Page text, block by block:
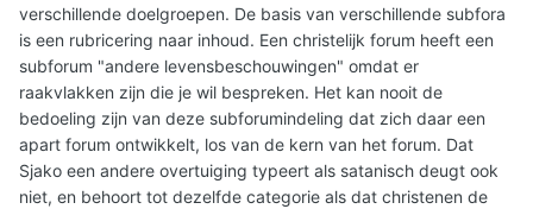
verschillende doelgroepen. De basis van verschillende subfora
is een rubricering naar inhoud. Een christelijk forum heeft een
subforum "andere levensbeschouwingen" omdat er
raakvlakken zijn die je wil bespreken. Het kan nooit de
bedoeling zijn van deze subforumindeling dat zich daar een
apart forum ontwikkelt, los van de kern van het forum. Dat
Sjako een andere overtuiging typeert als satanisch deugt ook
niet, en behoort tot dezelfde categorie als dat christenen de